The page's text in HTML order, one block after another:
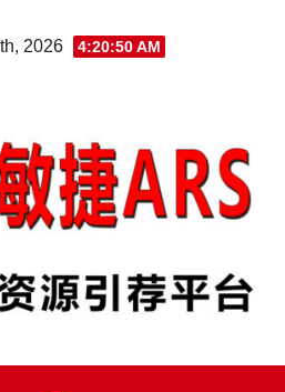
2026 4:20:51 AM